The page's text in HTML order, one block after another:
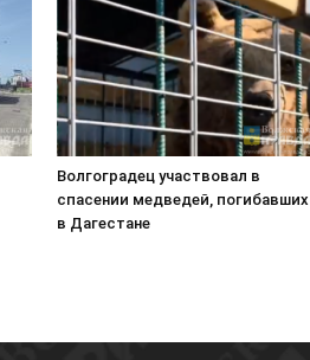
Волгоградец участвовал в
спасении медведей, погибавших
в Дагестане